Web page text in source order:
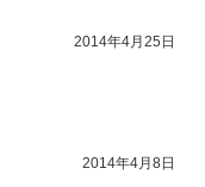
2014年4月25日
2014年4月8日